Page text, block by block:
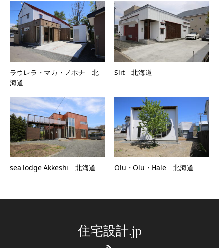
ラウレラ・マカ・ノホナ 北
海道
Slit 北海道
sea lodge Akkeshi 北海道 Olu・Olu・Hale 北海道
住宅設計.jp